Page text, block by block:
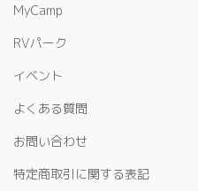
MyCamp
RVパーク
イベント
よくある質問
お問い合わせ
特定商取引に関する表記